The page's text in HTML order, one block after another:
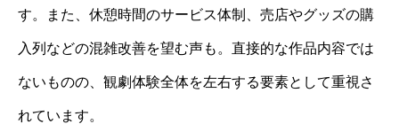
す。また、休憩時間のサービス体制、売店やグッズの購
入列などの混雑改善を望む声も。直接的な作品内容では
ないものの、観劇体験全体を左右する要素として重視さ
れています。